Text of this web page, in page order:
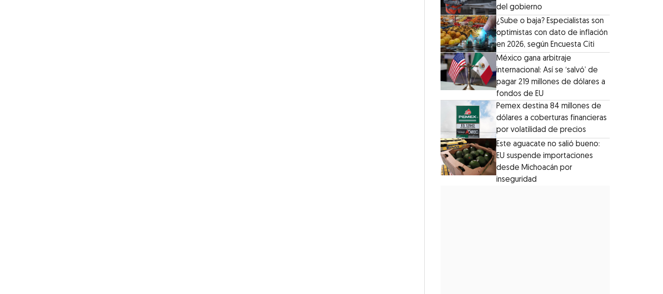
del gobierno
¿Sube o baja? Especialistas son
optimistas con dato de inflación
en 2026, según Encuesta Citi
México gana arbitraje
internacional: Así se ‘salvó’ de
pagar 219 millones de dólares a
fondos de EU
Pemex destina 84 millones de
dólares a coberturas financieras
por volatilidad de precios
Este aguacate no salió bueno:
EU suspende importaciones
desde Michoacán por
inseguridad